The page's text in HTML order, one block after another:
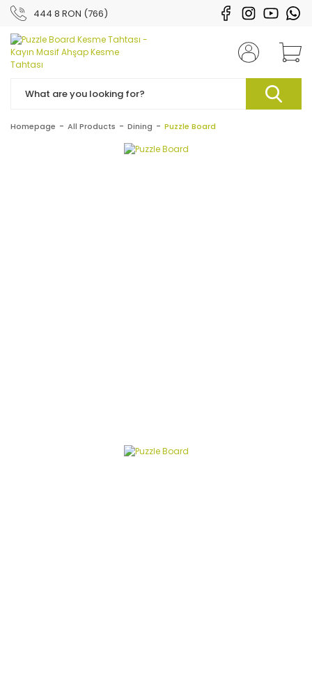
444 8 RON (766)
Homepage All Products Dining Puzzle Board